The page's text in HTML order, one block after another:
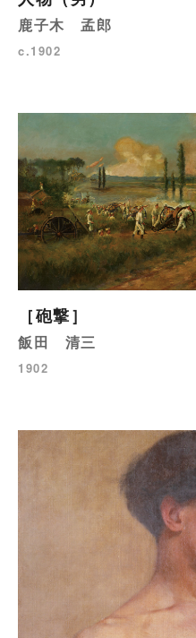
鹿子木 孟郎
c.1902
［砲撃］
飯田 清三
1902